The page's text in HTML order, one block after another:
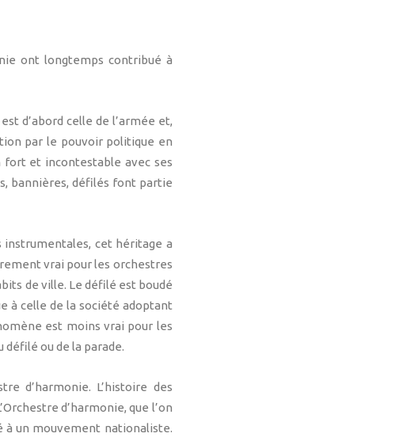
ont longtemps contribué à
d’abord celle de l’armée et,
par le pouvoir politique en
et incontestable avec ses
bannières, défilés font partie
cet héritage a
vrai pour les orchestres
de ville. Le défilé est boudé
à celle de la société adoptant
est moins vrai pour les
ou de la parade.
d’harmonie. L’histoire des
d’harmonie, que l’on
à un mouvement nationaliste.